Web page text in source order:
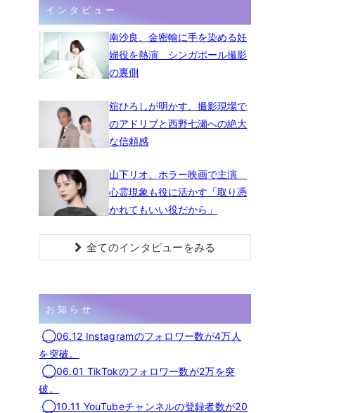
インタビュー
南沙良、金密輸に手を染める妊
婦役を熱演 シンガポール撮影
の裏側
舘ひろしが明かす、撮影現場で
のアドリブと西野七瀬への絶大
な信頼感
山下リオ、ホラー映画で主演
心霊現象も役に活かす「取り憑
かれてもいい役だから」
全てのインタビューをみる
お知らせ
◯06.12 Instagramのフォロワー数が4万人
を突破。
◯06.01 TikTokのフォロワー数が2万を突
破。
◯10.11 YouTubeチャンネルの登録者数が20